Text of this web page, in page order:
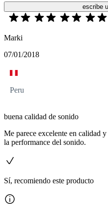
escribe
Marki
07/01/2018
Peru
buena calidad de sonido
Me parece excelente en calidad
la performance del sonido.
Sí, recomiendo este producto